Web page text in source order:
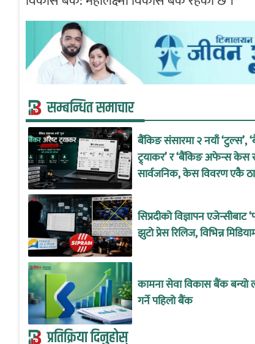
सम्बन्धित समाचार
बैंकिङ संसारमा २ नयाँ ‘टुल्स’,
ट्र्याकर’ र ‘बैंकिङ अफेन्स केस
सार्वजनिक, केस विवरण एकै
सिप्रदीको विज्ञापन एजेन्सीबाट
झुटो प्रेस रिलिज, विभिन्न
कामना सेवा विकास बैंक बन्यो
गर्ने पहिलो बैंक
प्रतिक्रिया दिनुहोस्